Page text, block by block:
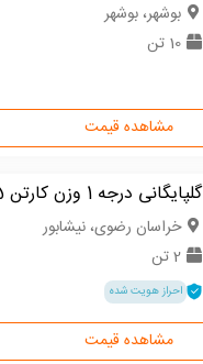
بوشهر، بوشهر
10 تن
مشاهده قیمت
گلپایگانی درجه 1 وزن کارتن 11/5 کیلو
خراسان رضوی، نیشابور
2 تن
احراز هویت شده
مشاهده قیمت